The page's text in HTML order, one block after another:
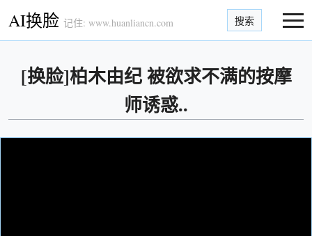
AI换脸 记住: www.huanliancn.com 搜索
[换脸]柏木由纪 被欲求不满的按摩
师诱惑..